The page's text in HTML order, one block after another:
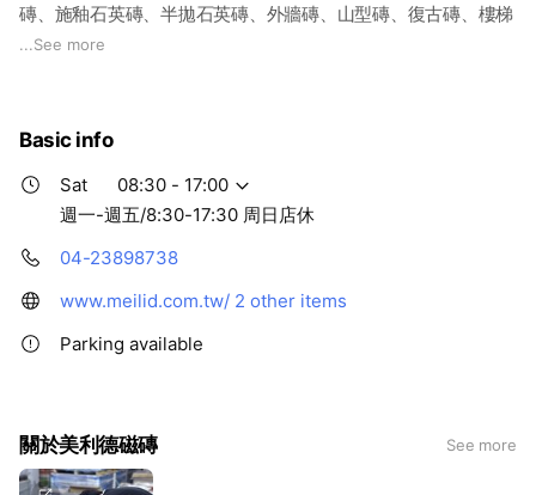
磚、施釉石英磚、半拋石英磚、外牆磚、山型磚、復古磚、樓梯
磚、文化石、仿石材、仿木紋、板岩…等全系列 多種尺寸磁磚，
●總 公 司 / 彰化縣秀水鄉民意街479巷28號
●彰化旗艦/ 彰化縣秀水鄉彰鹿路297號
●高雄門市/ 高雄市左營區華夏路1581號
●台中門市/ 台中市五權西路二段1116號
...See more
Basic info
Sat
08:30 - 17:00
週一-週五/8:30-17:30 周日店休
04-23898738
www.meilid.com.tw/ 2 other items
Parking available
關於美利德磁磚 See more